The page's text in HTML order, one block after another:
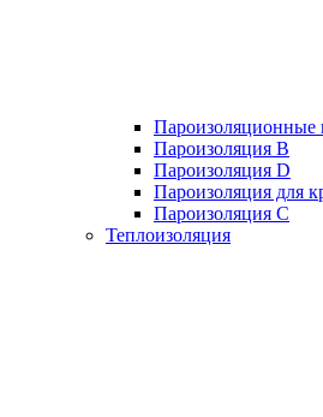
Пароизоляционные
Пароизоляция B
Пароизоляция D
Пароизоляция для
Пароизоляция С
Теплоизоляция